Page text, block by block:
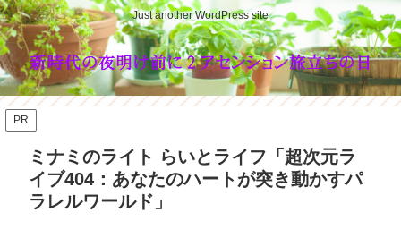
Just another WordPress site
PR
ミナミのライト らいとライフ「超次元ラ
イブ404：あなたのハートが突き動かすパ
ラレルワールド」